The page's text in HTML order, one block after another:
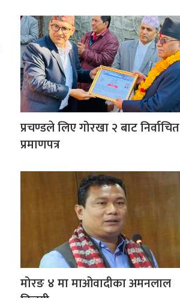
प्रचण्डले लिए गोरखा २ बाट निर्वाचित
प्रमाणपत्र
मोरङ ४ मा माओवादीका अमनलाल